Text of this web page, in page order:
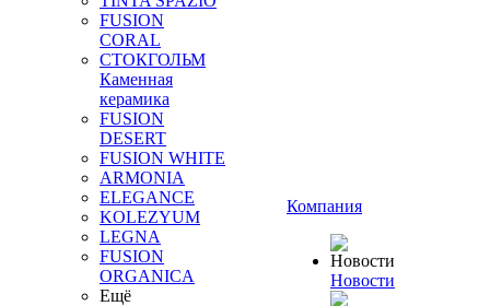
FUSION
CORAL
СТОКГОЛЬМ
Каменная
керамика
FUSION
DESERT
FUSION WHITE
ARMONIA
ELEGANCE
KOLEZYUM
LEGNA
FUSION
ORGANICA
Ещё
Компания
Новости